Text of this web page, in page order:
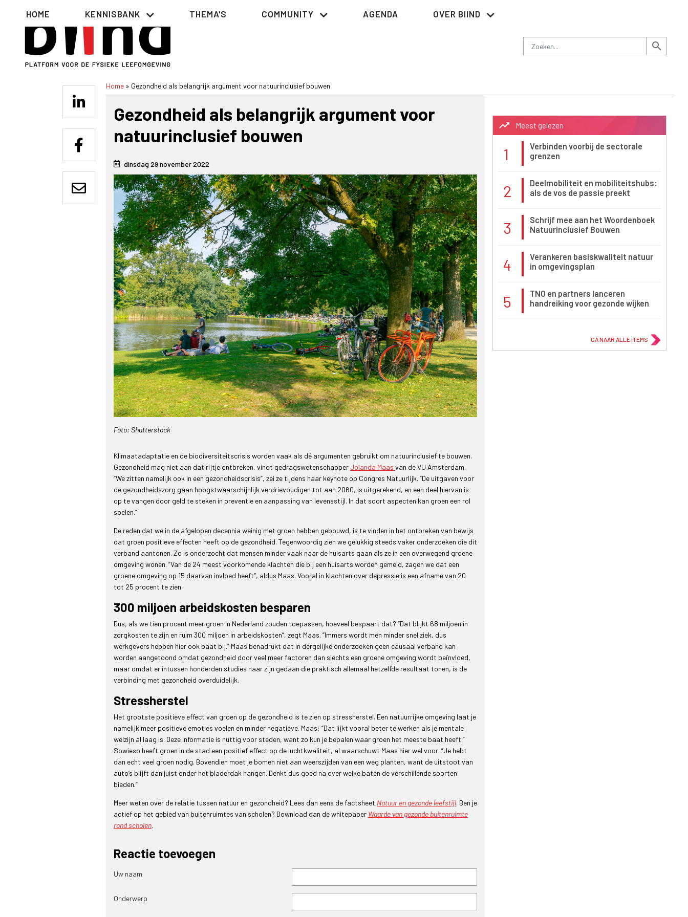
Zoeken search
Hoofdnavigatie
HOME KENNISBANK THEMA'S COMMUNITY AGENDA OVER BIIND
Home Gezondheid als belangrijk argument voor natuurinclusief bouwen
Gezondheid als belangrijk argument voor
natuurinclusief bouwen
dinsdag 29 november 2022
Foto: Shutterstock
Klimaatadaptatie en de biodiversiteitscrisis worden vaak als dé argumenten gebruikt om natuurinclusief te bouwen.
Gezondheid mag niet aan dat rijtje ontbreken, vindt gedragswetenschapper Jolanda Maas van de VU Amsterdam.
“We zitten namelijk ook in een gezondheidscrisis”, zei ze tijdens haar keynote op Congres Natuurlijk. “De uitgaven voor
de gezondheidszorg gaan hoogstwaarschijnlijk verdrievoudigen tot aan 2060, is uitgerekend, en een deel hiervan is
op te vangen door geld te steken in preventie en aanpassing van levensstijl. In dat soort aspecten kan groen een rol
spelen.”
De reden dat we in de afgelopen decennia weinig met groen hebben gebouwd, is te vinden in het ontbreken van bewijs
dat groen positieve effecten heeft op de gezondheid. Tegenwoordig zien we gelukkig steeds vaker onderzoeken die dit
verband aantonen. Zo is onderzocht dat mensen minder vaak naar de huisarts gaan als ze in een overwegend groene
omgeving wonen. “Van de 24 meest voorkomende klachten die bij een huisarts worden gemeld, zagen we dat een
groene omgeving op 15 daarvan invloed heeft”, aldus Maas. Vooral in klachten over depressie is een afname van 20
tot 25 procent te zien.
300 miljoen arbeidskosten besparen
Dus, als we tien procent meer groen in Nederland zouden toepassen, hoeveel bespaart dat? “Dat blijkt 68 miljoen in
zorgkosten te zijn en ruim 300 miljoen in arbeidskosten”, zegt Maas. “Immers wordt men minder snel ziek, dus
werkgevers hebben hier ook baat bij.” Maas benadrukt dat in dergelijke onderzoeken geen causaal verband kan
worden aangetoond omdat gezondheid door veel meer factoren dan slechts een groene omgeving wordt beïnvloed,
maar omdat er intussen honderden studies naar zijn gedaan die praktisch allemaal hetzelfde resultaat tonen, is de
verbinding met gezondheid overduidelijk.
Stressherstel
Het grootste positieve effect van groen op de gezondheid is te zien op stressherstel. Een natuurrijke omgeving laat je
namelijk meer positieve emoties voelen en minder negatieve. Maas: “Dat lijkt vooral beter te werken als je mentale
welzijn al laag is. Deze informatie is nuttig voor steden, want zo kun je bepalen waar groen het meeste baat heeft.”
Sowieso heeft groen in de stad een positief effect op de luchtkwaliteit, al waarschuwt Maas hier wel voor. “Je hebt
dan echt veel groen nodig. Bovendien moet je bomen niet aan weerszijden van een weg planten, want de uitstoot van
auto’s blijft dan juist onder het bladerdak hangen. Denkt dus goed na over welke baten de verschillende soorten
bieden.”
Meer weten over de relatie tussen natuur en gezondheid? Lees dan eens de factsheet Natuur en gezonde leefstijl. Ben je
actief op het gebied van buitenruimtes van scholen? Download dan de whitepaper Waarde van gezonde buitenruimte
rond scholen.
Reactie toevoegen
Uw naam
Onderwerp
trending_up Meest gelezen
1
Verbinden voorbij de sectorale
grenzen
2
Deelmobiliteit en mobiliteitshubs:
als de vos de passie preekt
3
Schrijf mee aan het Woordenboek
Natuurinclusief Bouwen
4
Verankeren basiskwaliteit natuur
in omgevingsplan
5
TNO en partners lanceren
handreiking voor gezonde wijken
GA NAAR ALLE ITEMS